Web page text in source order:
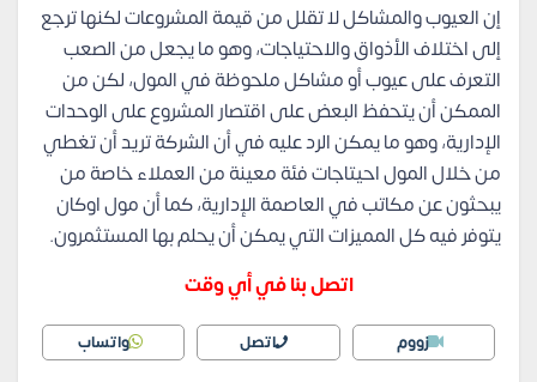
إن العيوب والمشاكل لا تقلل من قيمة المشروعات لكنها ترجع
إلى اختلاف الأذواق والاحتياجات، وهو ما يجعل من الصعب
التعرف على عيوب أو مشاكل ملحوظة في المول، لكن من
الممكن أن يتحفظ البعض على اقتصار المشروع على الوحدات
الإدارية، وهو ما يمكن الرد عليه في أن الشركة تريد أن تغطي
من خلال المول احيتاجات فئة معينة من العملاء خاصة من
يبحثون عن مكاتب في العاصمة الإدارية، كما أن مول اوكان
يتوفر فيه كل المميزات التي يمكن أن يحلم بها المستثمرون.
اتصل بنا في أي وقت
زووم اتصل واتساب